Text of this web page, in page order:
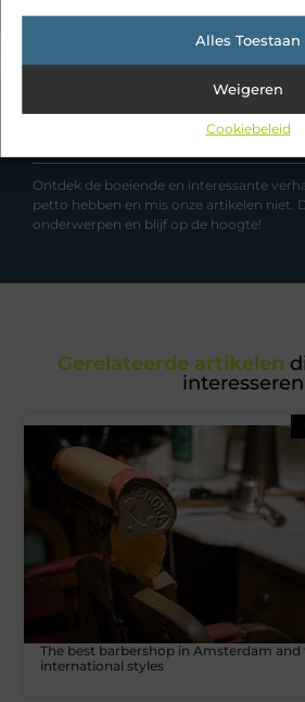
Alles Toestaan
Weigeren
Cookiebeleid
Had je deze artikelen al
Ontdek de boeiende en interessante
petto hebben en mis onze artikelen niet.
onderwerpen en blijf op de hoogte!
Gerelateerde artikelen
interesseren
The best barbershop in Amsterdam and
international styles